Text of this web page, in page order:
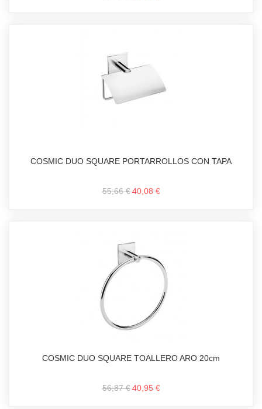
COSMIC DUO SQUARE PORTARROLLOS CON TAPA
55,66 € 40,08 €
COSMIC DUO SQUARE TOALLERO ARO 20cm
56,87 € 40,95 €